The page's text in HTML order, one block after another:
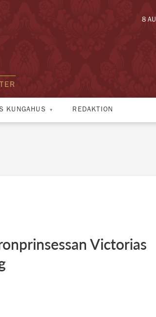
8
KUNGAHUS REDAKTION
Victorias